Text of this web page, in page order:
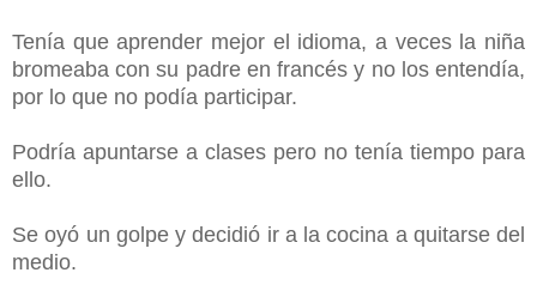
Tenía que aprender mejor el idioma, a veces la niña
bromeaba con su padre en francés y no los entendía,
por lo que no podía participar.
Podría apuntarse a clases pero no tenía tiempo para
ello.
Se oyó un golpe y decidió ir a la cocina a quitarse del
medio.